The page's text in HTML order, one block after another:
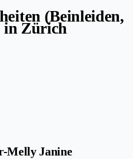
(Beinleiden,
in Zürich
Melly Janine